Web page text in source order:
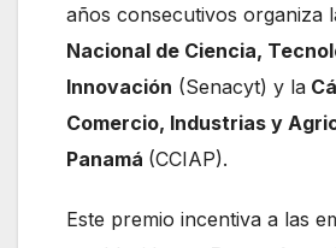
años consecutivos organiza
Nacional de Ciencia,
Innovación (Senacyt) y la
Comercio, Industrias y
Panamá (CCIAP).
Este premio incentiva a las